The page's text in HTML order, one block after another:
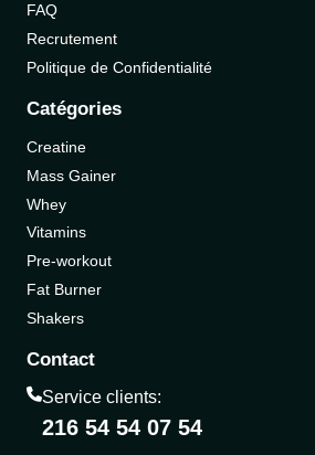
FAQ
Recrutement
Politique de Confidentialité
Catégories
Creatine
Mass Gainer
Whey
Vitamins
Pre-workout
Fat Burner
Shakers
Contact
Service clients:
216 54 54 07 54